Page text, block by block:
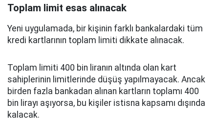
Toplam limit esas alınacak
Yeni uygulamada, bir kişinin farklı bankalardaki tüm
kredi kartlarının toplam limiti dikkate alınacak.
Toplam limiti 400 bin liranın altında olan kart
sahiplerinin limitlerinde düşüş yapılmayacak. Ancak
birden fazla bankadan alınan kartların toplamı 400
bin lirayı aşıyorsa, bu kişiler istisna kapsamı dışında
kalacak.